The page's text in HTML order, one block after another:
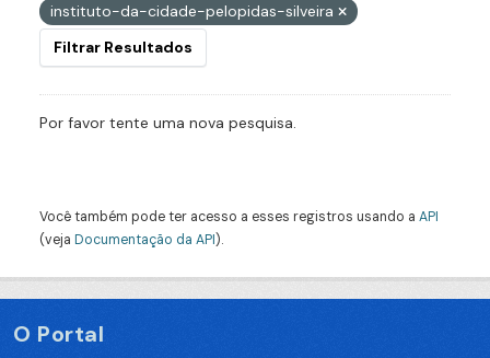
instituto-da-cidade-pelopidas-silveira
Filtrar Resultados
Por favor tente uma nova pesquisa.
Você também pode ter acesso a esses registros usando a API
(veja Documentação da API).
O Portal